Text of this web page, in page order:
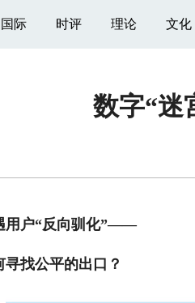
国际 时评 理论 文化
数字“迷
用户“反向驯化”——
找公平的出口？